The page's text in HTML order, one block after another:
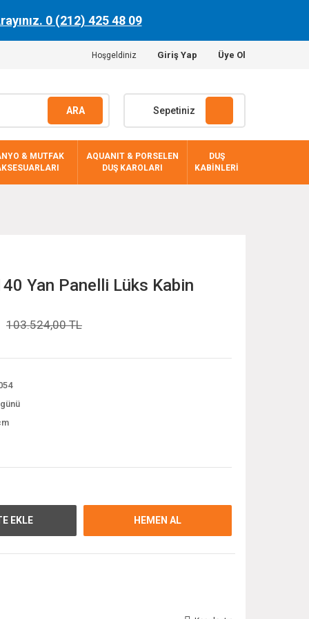
0 (212) 425 48 09
Hoşgeldiniz Giriş Yap Üye Ol
ARA Sepetiniz
& MUTFAK
AQUANIT & PORSELEN
DUŞ KAROLARI
DUŞ
KABİNLERİ
Yan Panelli Lüks Kabin
103.524,00 TL
EKLE HEMEN AL